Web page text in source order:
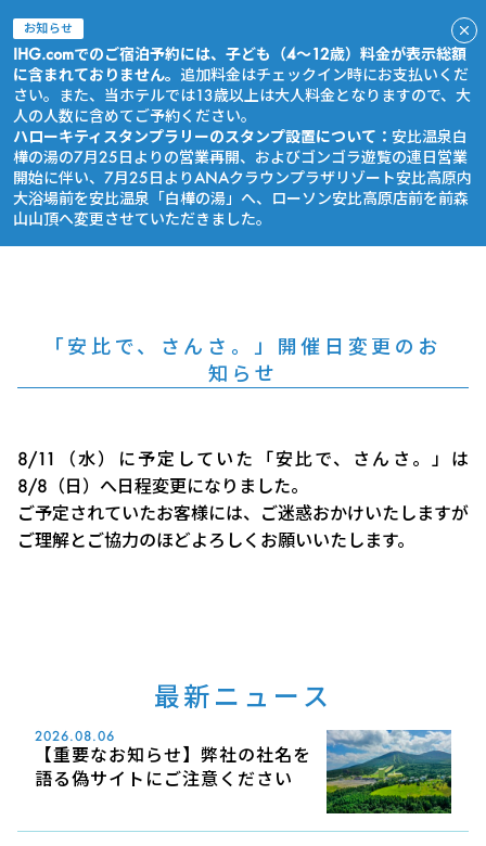
お知らせ
IHG.comでのご宿泊予約には、子ども（4～12歳）料金が表示総額
に含まれておりません。 追加料金はチェックイン時にお支払いくだ
さい。また、当ホテルでは13歳以上は大人料金となりますので、大
人の人数に含めてご予約ください。
ハローキティスタンプラリーのスタンプ設置について： 安比温泉白
樺の湯の7月25日よりの営業再開、およびゴンゴラ遊覧の連日営業
開始に伴い、7月25日よりANAクラウンプラザリゾート安比高原内
大浴場前を安比温泉「白樺の湯」へ、ローソン安比高原店前を前森
山山頂へ変更させていただきました。
「安比で、さんさ。」開催日変更のお
知らせ
8/11（水）に予定していた「安比で、さんさ。」は
8/8（日）へ日程変更になりました。
ご予定されていたお客様には、ご迷惑おかけいたしますが
ご理解とご協力のほどよろしくお願いいたします。
最新ニュース
2026.08.06
【重要なお知らせ】弊社の社名を
語る偽サイトにご注意ください